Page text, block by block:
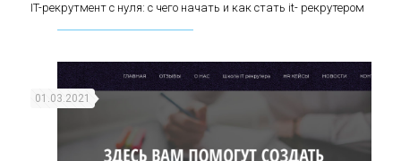
IT-рекрутмент с нуля: с чего начать и как стать it-
рекрутером
IT-рекрутмент с нуля: с чего начать и как стать it- рекрутером
01.03.2021